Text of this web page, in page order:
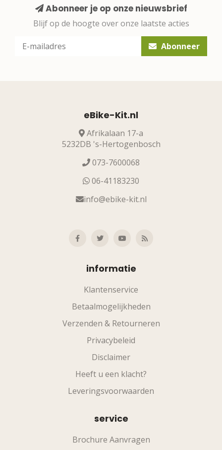
Abonneer je op onze nieuwsbrief
Blijf op de hoogte over onze laatste acties
Abonneer
eBike-Kit.nl
Afrikalaan 17-a
5232DB 's-Hertogenbosch
073-7600068
06-41183230
info@ebike-kit.nl
informatie
Klantenservice
Betaalmogelijkheden
Verzenden & Retourneren
Privacybeleid
Disclaimer
Heeft u een klacht?
Leveringsvoorwaarden
service
Brochure Aanvragen